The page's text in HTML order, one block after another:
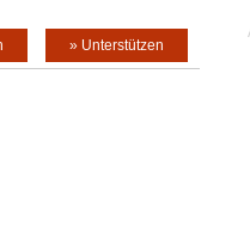
» Unterstützen